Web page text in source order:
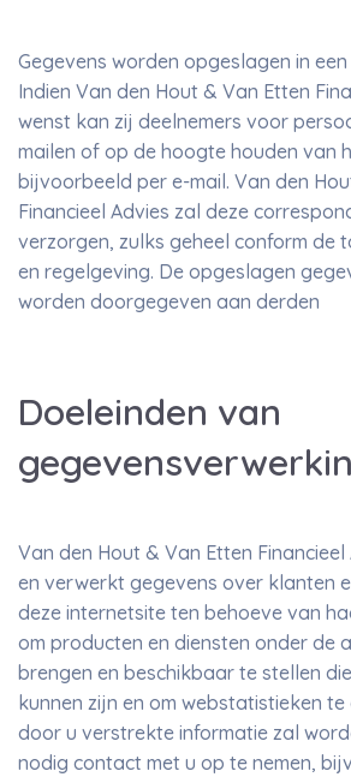
Gegevens worden opgeslagen in
Indien Van den Hout & Van Etten
wenst kan zij deelnemers voor
mailen of op de hoogte houden van
bijvoorbeeld per e-mail. Van den
Financieel Advies zal deze
verzorgen, zulks geheel conform de
en regelgeving. De opgeslagen
worden doorgegeven aan derden
Doeleinden van
Van den Hout & Van Etten
en verwerkt gegevens over klanten
deze internetsite ten behoeve van
om producten en diensten onder de
brengen en beschikbaar te stellen
kunnen zijn en om webstatistieken
door u verstrekte informatie zal
nodig contact met u op te nemen,